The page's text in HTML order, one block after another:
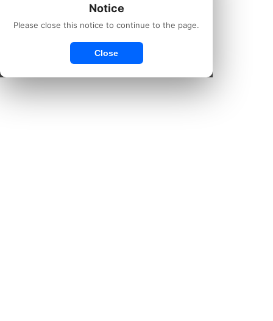
Notice
Please close this notice to continue to the page.
Close